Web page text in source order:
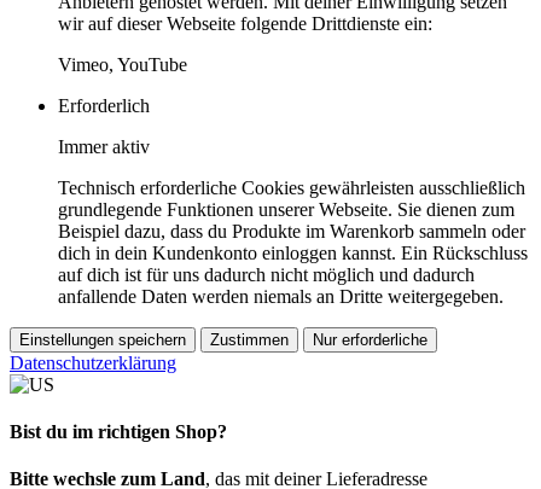
wir auf dieser Webseite folgende Drittdienste ein:
Vimeo, YouTube
Erforderlich
Immer aktiv
Technisch erforderliche Cookies gewährleisten ausschließlich
grundlegende Funktionen unserer Webseite. Sie dienen zum
Beispiel dazu, dass du Produkte im Warenkorb sammeln oder
dich in dein Kundenkonto einloggen kannst. Ein Rückschluss
auf dich ist für uns dadurch nicht möglich und dadurch
anfallende Daten werden niemals an Dritte weitergegeben.
Einstellungen speichern Zustimmen Nur erforderliche
Datenschutzerklärung
Bist du im richtigen Shop?
Bitte wechsle zum Land, das mit deiner Lieferadresse